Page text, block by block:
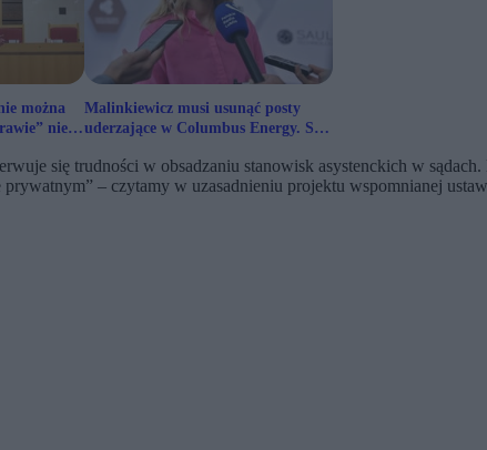
można
nie
Malinkiewicz musi usunąć posty
uderzające w Columbus Energy. Sąd
się trudności w obsadzaniu stanowisk asystenckich w
– czytamy w uzasadnieniu projektu wspomnianej